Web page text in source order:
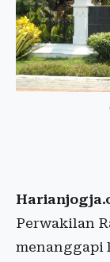
Perwakilan
menanggapi